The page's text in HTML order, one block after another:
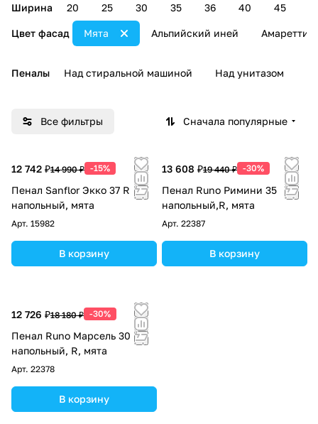
Ширина 20 25 30 35 36 40 45
Цвет фасад Альпийский иней Амаретти
Мята
Пеналы Над стиральной машиной Над унитазом
Все фильтры Сначала популярные
12 742 ₽14 990 ₽ -15%
Пенал Sanflor Экко 37 R
напольный, мята
Арт. 15982
В корзину
13 608 ₽19 440 ₽ -30%
Пенал Runo Римини 35
напольный,R, мята
Арт. 22387
В корзину
12 726 ₽18 180 ₽ -30%
Пенал Runo Марсель 30
напольный, R, мята
Арт. 22378
В корзину